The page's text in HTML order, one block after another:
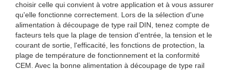
choisir celle qui convient à votre application et à vous assurer
qu'elle fonctionne correctement. Lors de la sélection d'une
alimentation à découpage de type rail DIN, tenez compte de
facteurs tels que la plage de tension d'entrée, la tension et le
courant de sortie, l'efficacité, les fonctions de protection, la
plage de température de fonctionnement et la conformité
CEM. Avec la bonne alimentation à découpage de type rail